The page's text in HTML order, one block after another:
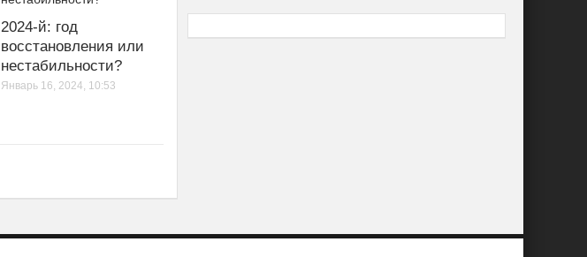
2024-й: год
восстановления или
нестабильности?
Январь 16, 2024, 10:53